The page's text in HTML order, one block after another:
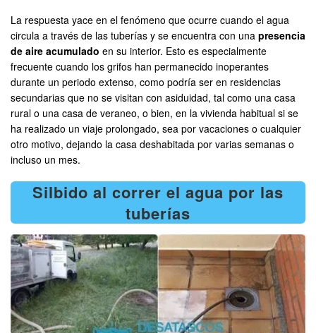
La respuesta yace en el fenómeno que ocurre cuando el agua
circula a través de las tuberías y se encuentra con una presencia
de aire acumulado en su interior. Esto es especialmente
frecuente cuando los grifos han permanecido inoperantes
durante un periodo extenso, como podría ser en residencias
secundarias que no se visitan con asiduidad, tal como una casa
rural o una casa de veraneo, o bien, en la vivienda habitual si se
ha realizado un viaje prolongado, sea por vacaciones o cualquier
otro motivo, dejando la casa deshabitada por varias semanas o
incluso un mes.
Silbido al correr el agua por las
tuberías